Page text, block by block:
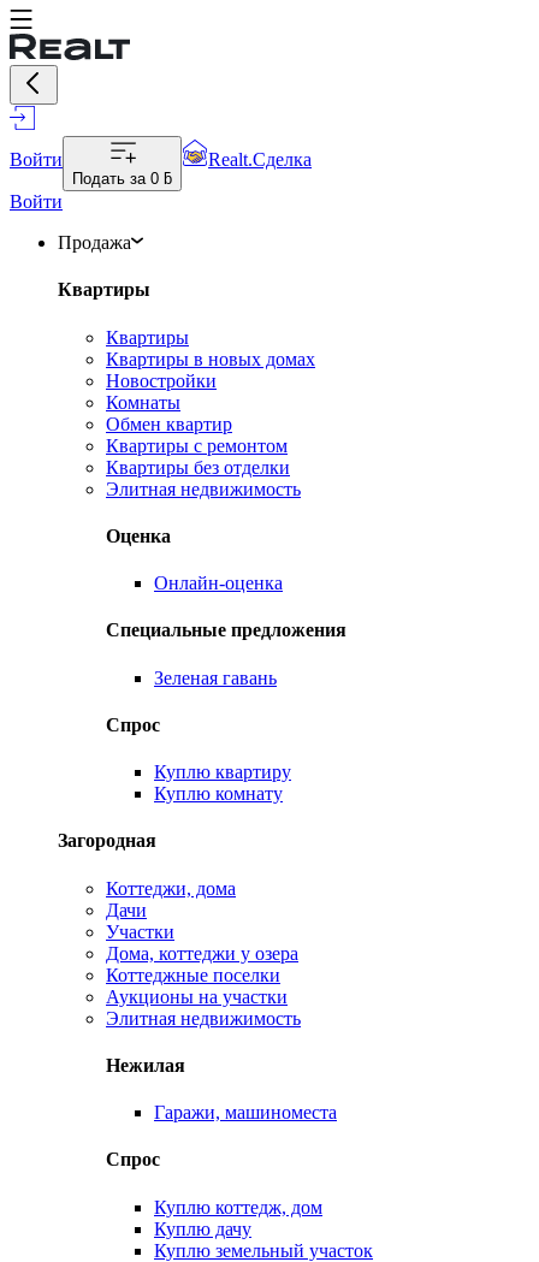
Войти
Подать за 0 ƃ
Realt.Сделка
Войти
Продажа
Квартиры
Квартиры
Квартиры в новых домах
Новостройки
Комнаты
Обмен квартир
Квартиры с ремонтом
Квартиры без отделки
Элитная недвижимость
Оценка
Онлайн-оценка
Специальные предложения
Зеленая гавань
Спрос
Куплю квартиру
Куплю комнату
Загородная
Коттеджи, дома
Дачи
Участки
Дома, коттеджи у озера
Коттеджные поселки
Аукционы на участки
Элитная недвижимость
Нежилая
Гаражи, машиноместа
Спрос
Куплю коттедж, дом
Куплю дачу
Куплю земельный участок